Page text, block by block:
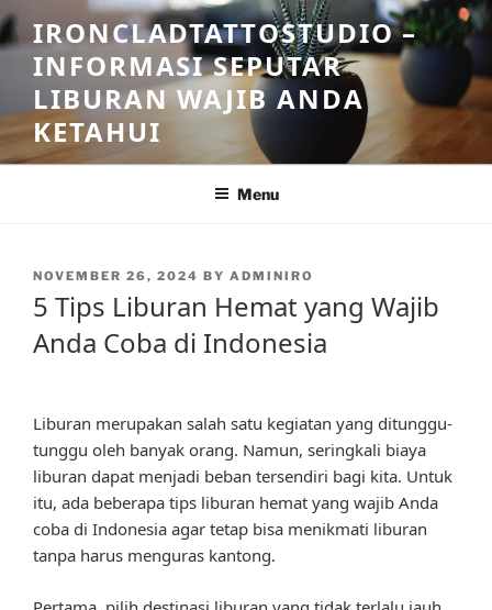
Skip
to
content
IRONCLADTATTOSTUDIO –
INFORMASI SEPUTAR
LIBURAN WAJIB ANDA
KETAHUI
Menu
POSTED
NOVEMBER 26, 2024 BY ADMINIRO
5 Tips Liburan Hemat yang Wajib
Anda Coba di Indonesia
Liburan merupakan salah satu kegiatan yang ditunggu-
tunggu oleh banyak orang. Namun, seringkali biaya
liburan dapat menjadi beban tersendiri bagi kita. Untuk
itu, ada beberapa tips liburan hemat yang wajib Anda
coba di Indonesia agar tetap bisa menikmati liburan
tanpa harus menguras kantong.